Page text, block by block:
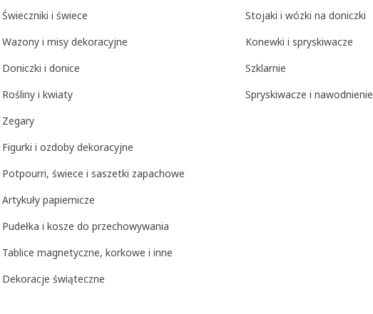
Świeczniki i świece
Wazony i misy dekoracyjne
Doniczki i donice
Rośliny i kwiaty
Zegary
Figurki i ozdoby dekoracyjne
Potpourri, świece i saszetki zapachowe
Artykuły papiernicze
Pudełka i kosze do przechowywania
Tablice magnetyczne, korkowe i inne
Dekoracje świąteczne
Stojaki i wózki na doniczki
Konewki i spryskiwacze
Szklarnie
Spryskiwacze i nawodnienie